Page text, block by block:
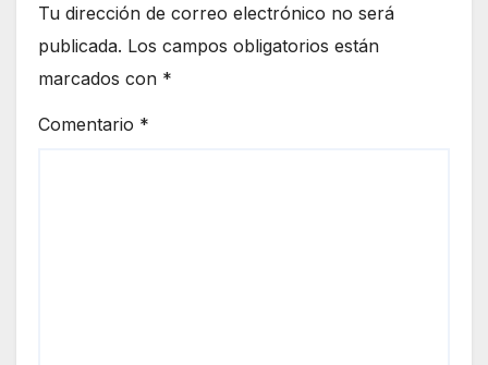
Tu dirección de correo electrónico no será
publicada. Los campos obligatorios están
marcados con *
Comentario *